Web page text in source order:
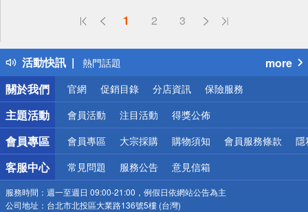
1 2 3
活動快訊
偏遠地區配送
得獎公告
熱門話題
銀行優惠
偏遠地區配送
詐騙網頁！請小心！
more
關於我們
官網 促銷目錄 分店資訊 保險服務
主題活動 會員活動 注目活動 得獎公佈
會員專區 會員專區 大宗採購 購物須知 會員服務條款 隱
客服中心 常見問題 服務公告 意見信箱
服務時間： 週一至週日 09:00-21:00，例假日依網站公告為主
公司地址： 台北市北投區大業路136號5樓 (台灣)